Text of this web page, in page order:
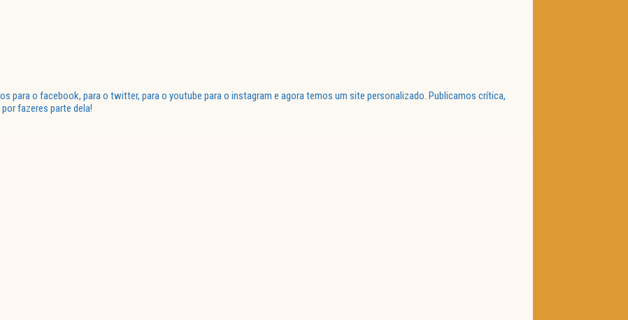
para o facebook, para o twitter, para o youtube para o instagram e agora temos um site personalizado. Publicamos crítica,
fazeres parte dela!